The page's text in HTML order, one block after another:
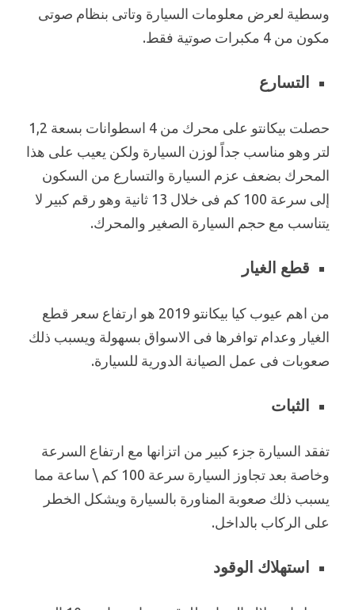
وسطية لعرض معلومات السيارة وتاتى بنظام صوتى
مكون من 4 مكبرات صوتية فقط.
التسارع
حصلت بيكانتو على محرك من 4 اسطوانات بسعة 1,2
لتر وهو مناسب جداً لوزن السيارة ولكن يعيب على هذا
المحرك بضعف عزم السيارة والتسارع من السكون
إلى سرعة 100 كم فى خلال 13 ثانية وهو رقم كبير لا
يتناسب مع حجم السيارة الصغير والمحرك.
قطع الغيار
من اهم عيوب كيا بيكانتو 2019 هو ارتفاع سعر قطع
الغيار وعدام توافرها فى الاسواق بسهولة ويسبب ذلك
صعوبات فى عمل الصيانة الدورية للسيارة.
الثبات
تفقد السيارة جزء كبير من اتزانها مع ارتفاع السرعة
وخاصة بعد تجاوز السيارة سرعة 100 كم \ ساعة مما
يسبب ذلك صعوبة المناورة بالسيارة ويشكل الخطر
على الركاب بالداخل.
استهلاك الوقود